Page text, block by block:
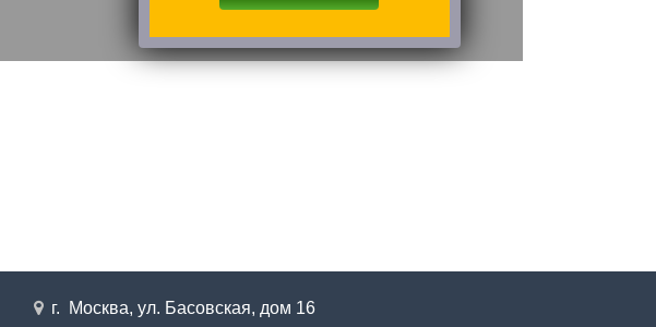
г. Москва, ул. Басовская, дом 16